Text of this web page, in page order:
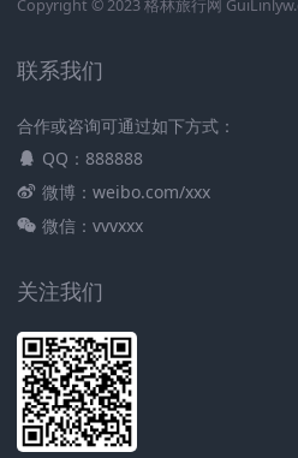
Copyright © 2023格林旅行网
联系我们
合作或咨询可通过如下方式：
QQ：888888
微博：weibo.com/xxx
微信：vvvxxx
关注我们